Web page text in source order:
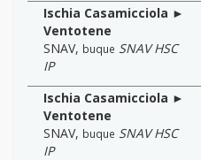
Ischia Casamicciola ►
Ventotene
SNAV, buque SNAV HSC
IP
Ischia Casamicciola ►
Ventotene
SNAV, buque SNAV HSC
IP